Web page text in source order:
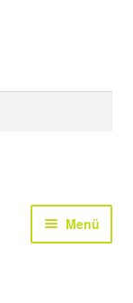
Menü